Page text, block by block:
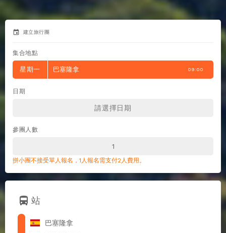
event 建立旅行團
集合地點
星期一 巴塞隆拿 09:00
日期
參團人數
拼小團不接受單人報名，1人報名需支付2人費用。
directions_bus 站
巴塞隆拿